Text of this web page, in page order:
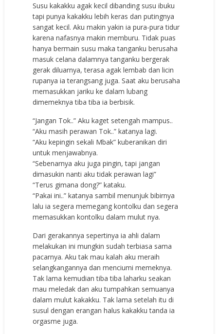
Susu kakakku agak kecil dibanding susu ibuku
tapi punya kakakku lebih keras dan putingnya
sangat kecil. Aku makin yakin ia pura-pura tidur
karena nafasnya makin memburu. Tidak puas
hanya bermain susu maka tanganku berusaha
masuk celana dalamnya tanganku bergerak
gerak diluarnya, terasa agak lembab dan licin
rupanya ia terangsang juga. Saat aku berusaha
memasukkan jariku ke dalam lubang
dimemeknya tiba tiba ia berbisik.
“Jangan Tok..” Aku kaget setengah mampus..
“Aku masih perawan Tok..” katanya lagi.
“Aku kepingin sekali Mbak” kuberanikan diri
untuk menjawabnya.
“Sebenarnya aku juga pingin, tapi jangan
dimasukin nanti aku tidak perawan lagi”
“Terus gimana dong?” kataku.
“Pakai ini..” katanya sambil menunjuk bibirnya
lalu ia segera memegang kontolku dan segera
memasukkan kontolku dalam mulut nya.
Dari gerakannya sepertinya ia ahli dalam
melakukan ini mungkin sudah terbiasa sama
pacarnya. Aku tak mau kalah aku meraih
selangkangannya dan menciumi memeknya.
Tak lama kemudian tiba tiba laharku seakan
mau meledak dan aku tumpahkan semuanya
dalam mulut kakakku. Tak lama setelah itu di
susul dengan erangan halus kakakku tanda ia
orgasme juga.